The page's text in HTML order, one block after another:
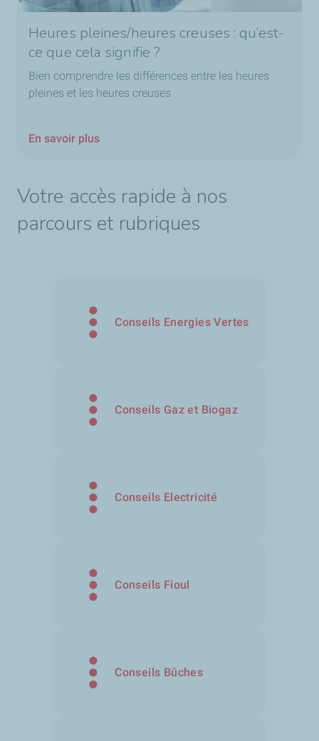
Heures pleines/heures creuses : qu’est-
ce que cela signifie ?
Bien comprendre les différences entre les heures
pleines et les heures creuses
En savoir plus
Votre accès rapide à nos
parcours et rubriques
Conseils Energies Vertes
Conseils Gaz et Biogaz
Conseils Electricité
Conseils Fioul
Conseils Bûches